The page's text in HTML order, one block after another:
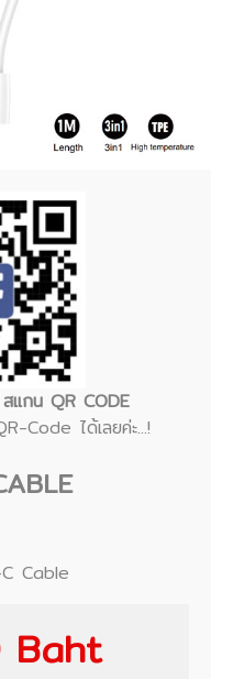
แกน QR CODE
Code ได้เลยค่ะ...!
Cable
Baht